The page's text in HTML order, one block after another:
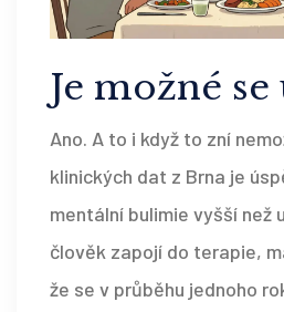
Je možné
Ano. A to i když to zní
klinických dat z Brna je
mentální bulimie vyšší než
člověk zapojí do terapie,
že se v průběhu jednoho